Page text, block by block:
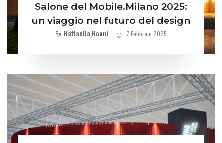
Salone del Mobile.Milano 2025:
un viaggio nel futuro del design
By Raffaella Roani 7 Febbraio 2025